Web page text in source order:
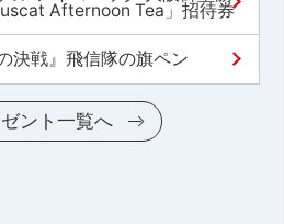
Afternoon Tea」招待券
決戦』飛信隊の旗ペン
ント一覧へ